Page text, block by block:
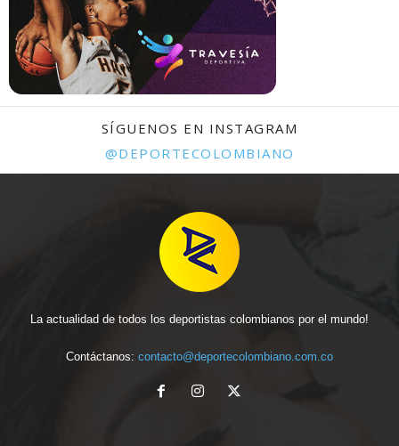
SÍGUENOS EN INSTAGRAM
@DEPORTECOLOMBIANO
La actualidad de todos los deportistas colombianos por el mundo!
Contáctanos: contacto@deportecolombiano.com.co